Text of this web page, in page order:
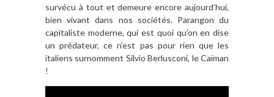
survécu à tout et demeure encore aujourd’hui,
bien vivant dans nos sociétés. Parangon du
capitaliste moderne, qui est quoi qu’on en dise
un prédateur, ce n’est pas pour rien que les
italiens surnomment Silvio Berlusconi, le Caïman
!